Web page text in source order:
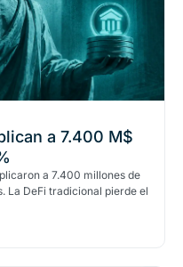
a 7.400 M$
a 7.400 millones de
La DeFi tradicional pierde el